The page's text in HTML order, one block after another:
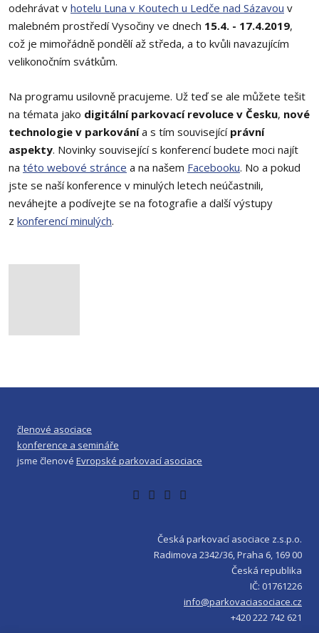
odehrávat v hotelu Luna v Koutech u Ledče nad Sázavou v
malebném prostředí Vysočiny ve dnech 15.4. - 17.4.2019,
což je mimořádně pondělí až středa, a to kvůli navazujícím
velikonočním svátkům.
Na programu usilovně pracujeme. Už teď se ale můžete tešit
na témata jako digitální parkovací revoluce v Česku, nové
technologie v parkovánía s tím související právní
aspekty. Novinky související s konferencí budete moci najít
na této webové stránce a na našem Facebooku. No a pokud
jste se naší konference v minulých letech neúčastnili,
neváhejte a podívejte se na fotografie a další výstupy
z konferencí minulých.
členové asociace
konference a semináře
jsme členové Evropské parkovací asociace
Česká parkovací asociace z.s.p.o.
Radimova 2342/36, Praha 6, 169 00
Česká republika
IČ: 01761226
info@parkovaciasociace.cz
+420 222 742 621